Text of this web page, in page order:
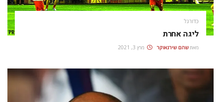
כדורגל
ליגה אחרת
מאת שהם שירגאוקר מרץ 3, 2021